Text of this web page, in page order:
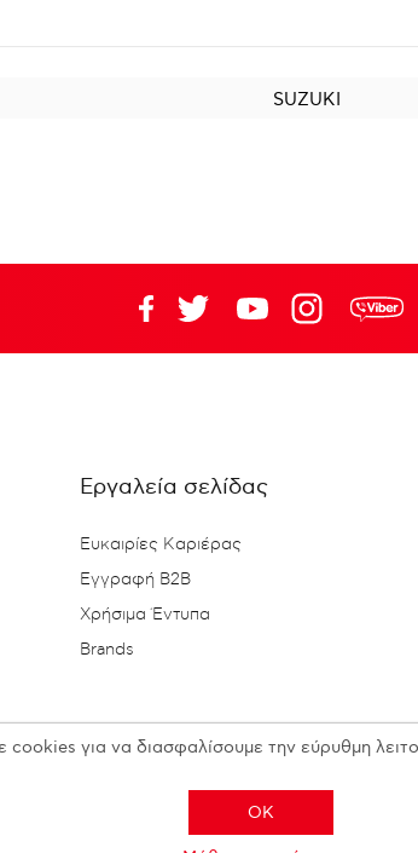
SUZUKI
Εργαλεία σελίδας
Ευκαιρίες Καριέρας
Εγγραφή B2B
Χρήσιμα Έντυπα
Brands
Copyright © 2026 N. KESISOGLOU S.A. - All
για να διασφαλίσουμε την εύρυθμη
OK